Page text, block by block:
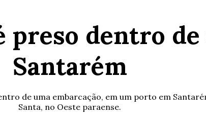
preso dentro
Santarém
de uma embarcação, em um porto em
Santa, no Oeste paraense.